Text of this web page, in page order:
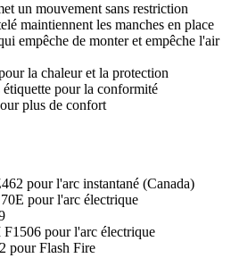
un mouvement sans restriction
maintiennent les manches en place
empêche de monter et empêche l'air
la chaleur et la protection
étiquette pour la conformité
plus de confort
pour l'arc instantané (Canada)
pour l'arc électrique
F1506 pour l'arc électrique
pour Flash Fire